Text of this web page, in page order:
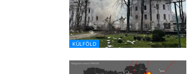
KÜLFÖLD